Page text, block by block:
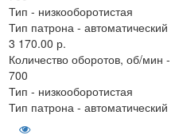
Тип - низкооборотистая
Тип патрона - автоматический
3 170.00 р.
Количество оборотов, об/мин -
700
Тип - низкооборотистая
Тип патрона - автоматический